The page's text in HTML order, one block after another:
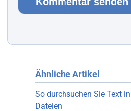
Ähnliche Artikel
So durchsuchen Sie Text
Dateien